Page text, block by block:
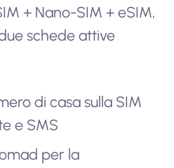
+ Nano-SIM + eSIM,
schede attive
di casa sulla SIM
e SMS
per la